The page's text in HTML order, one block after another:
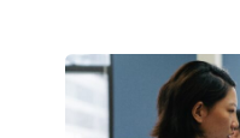
КАКИЕ
3